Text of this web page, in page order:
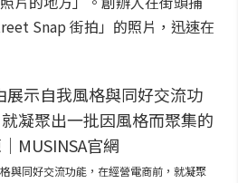
Snap 街拍」的照片，迅速在
與同好交流功能，在經營電商前，就凝聚